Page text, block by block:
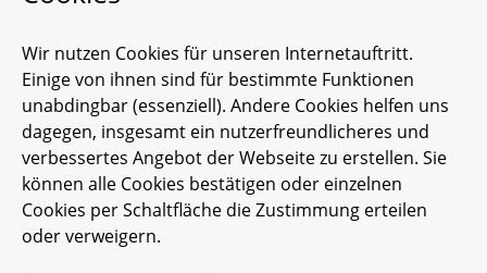
Wir nutzen Cookies für unseren Internetauftritt.
Einige von ihnen sind für bestimmte Funktionen
unabdingbar (essenziell). Andere Cookies helfen uns
dagegen, insgesamt ein nutzerfreundlicheres und
verbessertes Angebot der Webseite zu erstellen. Sie
können alle Cookies bestätigen oder einzelnen
Cookies per Schaltfläche die Zustimmung erteilen
oder verweigern.